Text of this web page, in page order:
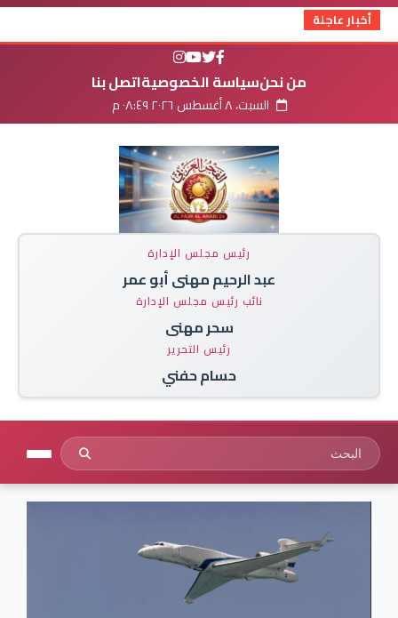
أخبار عاجلة
من نحنسياسة الخصوصيةاتصل بنا
السبت، ٨ أغسطس ٢٠٢٦ ٠٨:٤٩ م
رئيس مجلس الإدارة
عبد الرحيم مهنى أبو عمر
نائب رئيس مجلس الإدارة
سحر مهنى
رئيس التحرير
حسام حفني